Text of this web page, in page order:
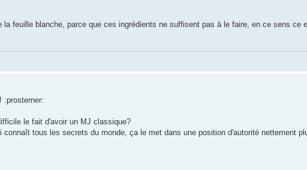
feuille blanche, parce que ces ingrédients ne suffisent pas à le faire, en ce sens ce
:prosterner:
le fait d'avoir un MJ classique?
tous les secrets du monde, ça le met dans une position d'autorité nettement